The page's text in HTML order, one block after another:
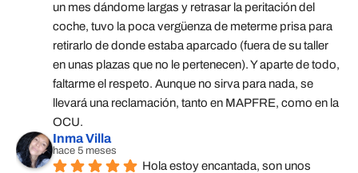
un mes dándome largas y retrasar la peritación del
coche, tuvo la poca vergüenza de meterme prisa para
retirarlo de donde estaba aparcado (fuera de su taller
en unas plazas que no le pertenecen). Y aparte de todo,
faltarme el respeto. Aunque no sirva para nada, se
llevará una reclamación, tanto en MAPFRE, como en la
OCU.
Inma Villa
hace 5 meses
Hola estoy encantada, son unos